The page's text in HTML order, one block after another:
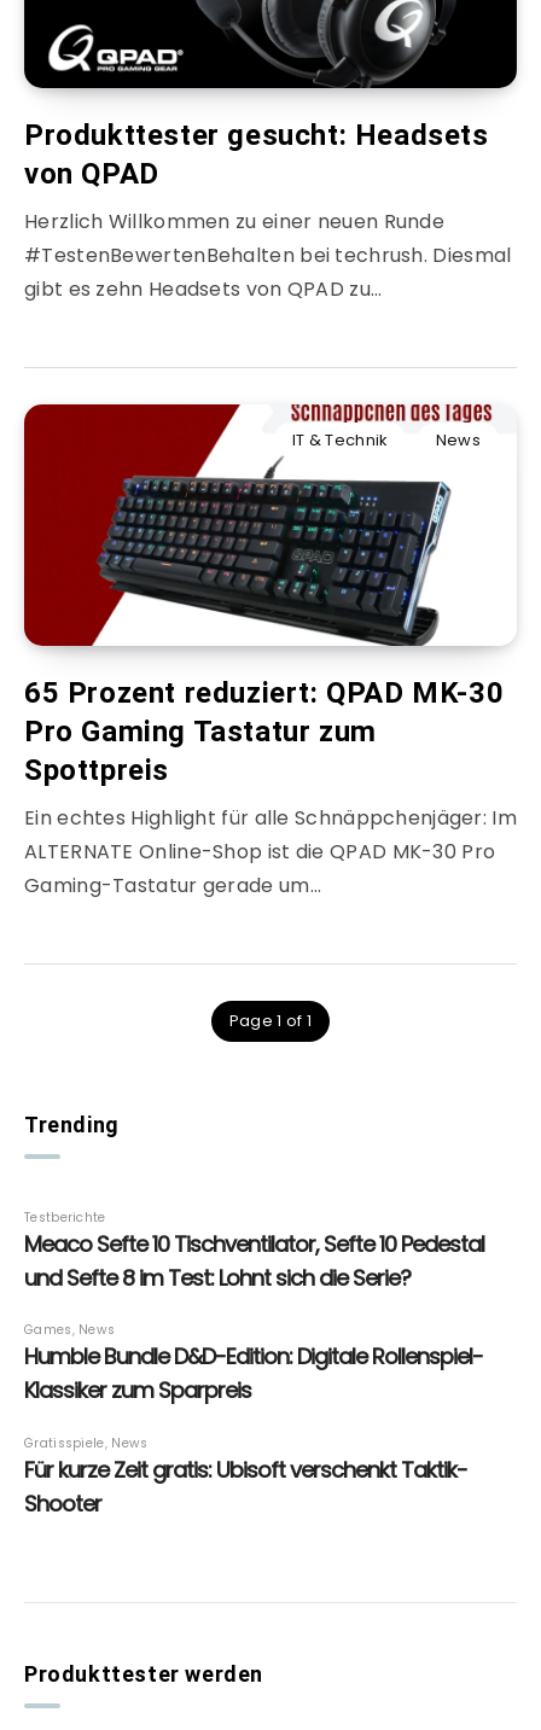
Produkttester gesucht: Headsets
von QPAD
Herzlich Willkommen zu einer neuen Runde
#TestenBewertenBehalten bei techrush. Diesmal
gibt es zehn Headsets von QPAD zu…
IT & Technik News
65 Prozent reduziert: QPAD MK-30
Pro Gaming Tastatur zum
Spottpreis
Ein echtes Highlight für alle Schnäppchenjäger: Im
ALTERNATE Online-Shop ist die QPAD MK-30 Pro
Gaming-Tastatur gerade um…
Page 1 of 1
Trending
Produkttester werden